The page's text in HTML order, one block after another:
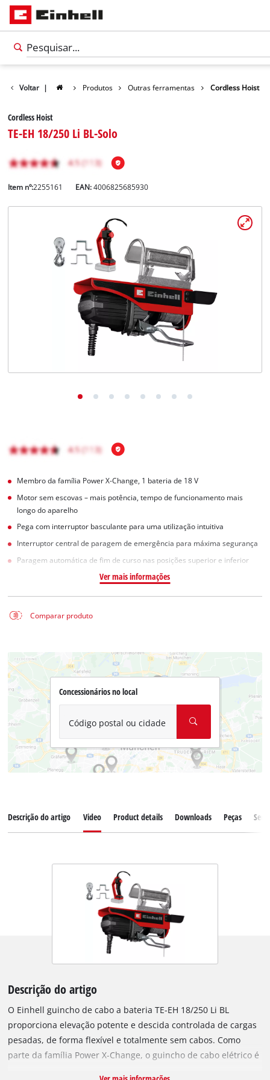
Português
Voltar | Produtos Outras ferramentas Cordless Hoist
Cordless Hoist
TE-EH 18/250 Li BL-Solo
Item nº:2255161 EAN:4006825685930
Membro da família Power X-Change, 1 bateria de 18 V
Motor sem escovas – mais potência, tempo de funcionamento mais
longo do aparelho
Pega com interruptor basculante para uma utilização intuitiva
Interruptor central de paragem de emergência para máxima segurança
Paragem automática de fim de curso nas posições superior e inferior
Ver mais informações
Comparar produto
Concessionários no local
Código postal ou cidade
Descrição do artigo Video Product details Downloads Peças
Descrição do artigo
O Einhell guincho de cabo a bateria TE-EH 18/250 Li BL
proporciona elevação potente e descida controlada de cargas
pesadas, de forma flexível e totalmente sem cabos. Como
parte da família Power X-Change, o guincho de cabo elétrico é